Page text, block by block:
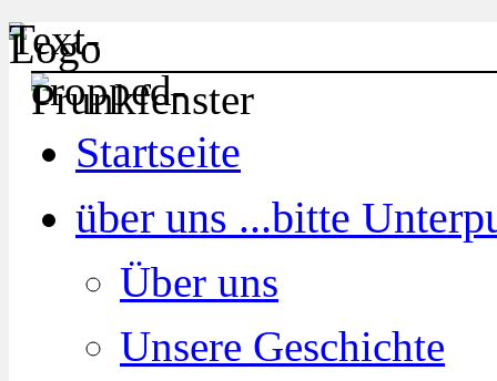
Startseite
über uns ...bitte
Über uns
Unsere Geschichte